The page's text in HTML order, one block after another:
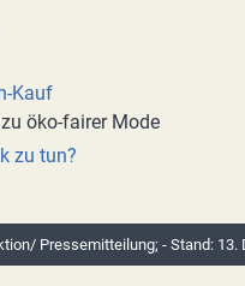
Kauf
öko-fairer Mode
zu tun?
Pressemitteilung; - Stand: 13.